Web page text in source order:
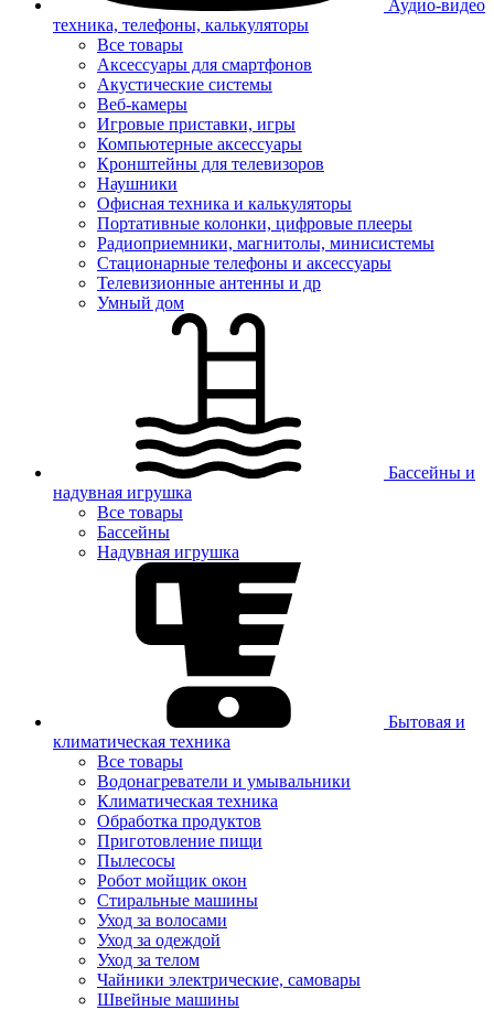
Аудио-видео
техника, телефоны, калькуляторы
Все товары
Аксессуары для смартфонов
Акустические системы
Веб-камеры
Игровые приставки, игры
Компьютерные аксессуары
Кронштейны для телевизоров
Наушники
Офисная техника и калькуляторы
Портативные колонки, цифровые плееры
Радиоприемники, магнитолы, минисистемы
Стационарные телефоны и аксессуары
Телевизионные антенны и др
Умный дом
Бассейны и
надувная игрушка
Все товары
Бассейны
Надувная игрушка
Бытовая и
климатическая техника
Все товары
Водонагреватели и умывальники
Климатическая техника
Обработка продуктов
Приготовление пищи
Пылесосы
Робот мойщик окон
Стиральные машины
Уход за волосами
Уход за одеждой
Уход за телом
Чайники электрические, самовары
Швейные машины